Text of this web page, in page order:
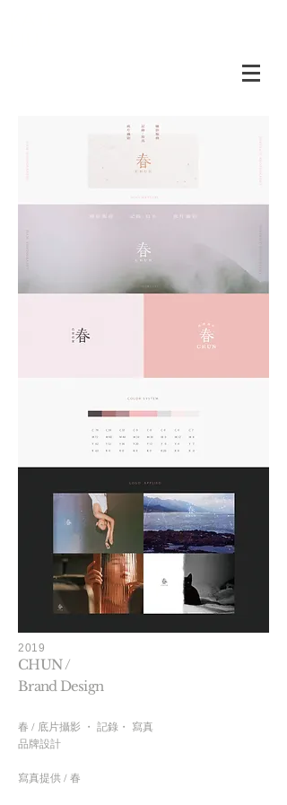
2019
CHUN /
Brand Design
春 / 底片攝影 ・ 記錄・ 寫真
品牌設計
​寫真提供 / 春